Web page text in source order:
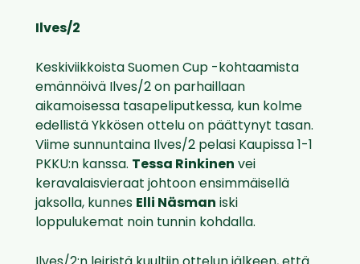
Ilves/2
Keskiviikkoista Suomen Cup -kohtaamista
emännöivä Ilves/2 on parhaillaan
aikamoisessa tasapeliputkessa, kun kolme
edellistä Ykkösen ottelu on päättynyt tasan.
Viime sunnuntaina Ilves/2 pelasi Kaupissa 1-1
PKKU:n kanssa. Tessa Rinkinen vei
keravalaisvieraat johtoon ensimmäisellä
jaksolla, kunnes Elli Näsman iski
loppulukemat noin tunnin kohdalla.